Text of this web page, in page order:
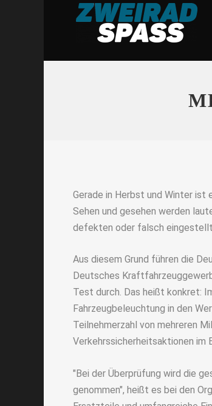
Gerade in Herbst und Winter ist
Sehen und gesehen werden
defekten oder falsch
Aus diesem Grund führen die
Deutsches
Test durch. Das heißt konkret:
Fahrzeugbeleuchtung in den
Teilnehmerzahl von mehreren
Verkehrssicherheitsaktionen im
"Bei der Überprüfung wird die
genommen", heißt es bei den